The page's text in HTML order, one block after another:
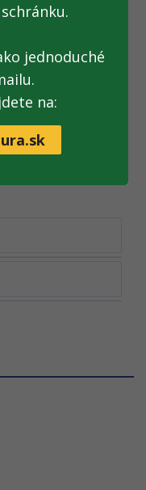
služby nedostupné.
jednoduché
na: